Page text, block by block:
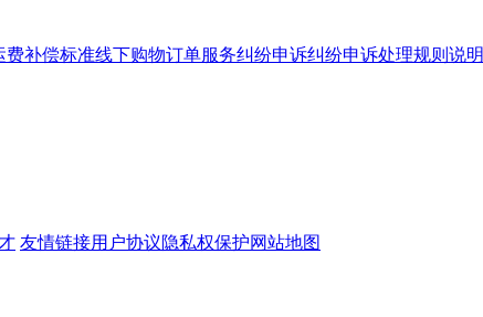
费补偿标准线下购物订单服务纠纷申诉纠纷申诉处理规则说明
友情链接用户协议隐私权保护网站地图